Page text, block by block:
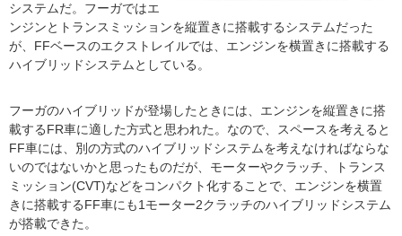
システムだ。フーガではエ
ンジンとトランスミッションを縦置きに搭載するシステムだった
が、FFベースのエクストレイルでは、エンジンを横置きに搭載する
ハイブリッドシステムとしている。
フーガのハイブリッドが登場したときには、エンジンを縦置きに搭
載するFR車に適した方式と思われた。なので、スペースを考えると
FF車には、別の方式のハイブリッドシステムを考えなければならな
いのではないかと思ったものだが、モーターやクラッチ、トランス
ミッション(CVT)などをコンパクト化することで、エンジンを横置
きに搭載するFF車にも1モーター2クラッチのハイブリッドシステム
が搭載できた。